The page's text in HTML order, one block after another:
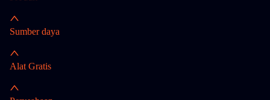
Sumber daya
Alat Gratis